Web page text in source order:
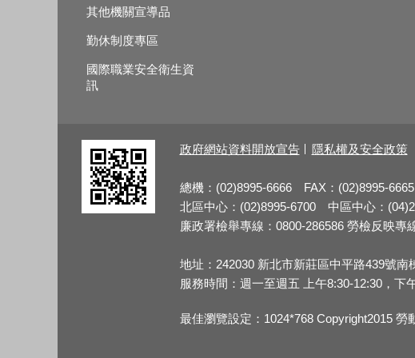
其他機關宣導品
勤休制度專區
國際職業安全衛生資
訊
政府網站資料開放宣告 隱私權及安全政策
總機：(02)8995-6666 FAX：(02)8995-6665
北區中心：(02)8995-6700 中區中心：
廉政署檢舉專線：0800-286586 勞檢反映專
地址：242030 新北市新莊區中平路439號南
服務時間：週一至週五 上午8:30-12:30，下
最佳瀏覽設定：1024*768 Copyright2015 勞